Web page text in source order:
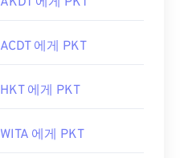
ACDT 에게 PKT
HKT 에게 PKT
WITA 에게 PKT